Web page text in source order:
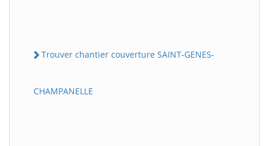
Trouver chantier couverture SAINT-GENES-
CHAMPANELLE